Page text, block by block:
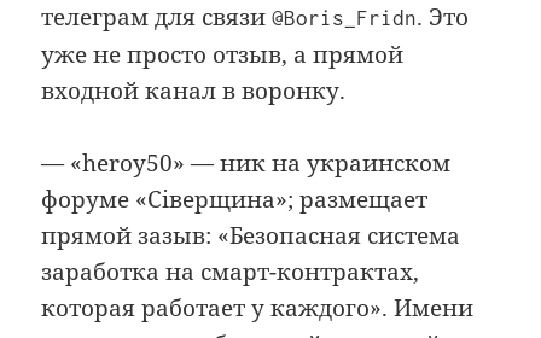
телеграм для связи@Boris_Fridn. Это
уже не просто отзыв, а прямой
входной канал в воронку.
— «heroy50» — ник на украинском
форуме «Сіверщина»; размещает
прямой зазыв: «Безопасная система
заработка на смарт-контрактах,
которая работает у каждого». Имени